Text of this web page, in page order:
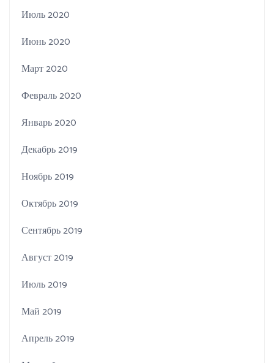
Июль 2020
Июнь 2020
Март 2020
Февраль 2020
Январь 2020
Декабрь 2019
Ноябрь 2019
Октябрь 2019
Сентябрь 2019
Август 2019
Июль 2019
Май 2019
Апрель 2019